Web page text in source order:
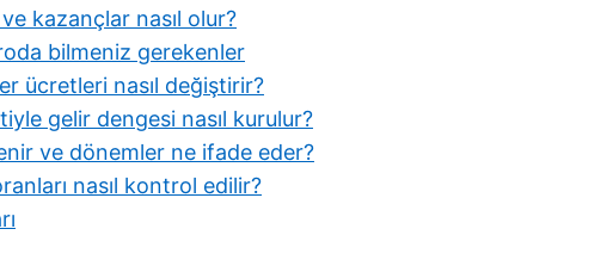
kazançlar nasıl olur?
bilmeniz gerekenler
ücretleri nasıl değiştirir?
gelir dengesi nasıl kurulur?
ve dönemler ne ifade eder?
nasıl kontrol edilir?